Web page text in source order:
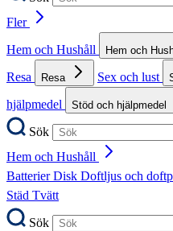
Fler
Hem och Hushåll
Hem och
Resa
Resa Sex och lust
hjälpmedel
Stöd och hjälpmedel
Sök
Hem och Hushåll
BatterierDisk Doftljus och
Städ Tvätt
Sök